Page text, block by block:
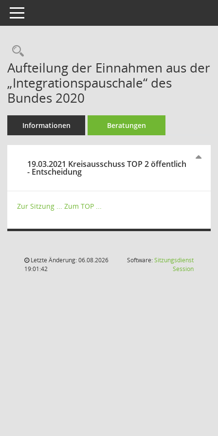
Toggle navigation
Rechercheauswahl
Aufteilung der Einnahmen aus der
„Integrationspauschale“ des
Bundes 2020
Informationen Beratungen
19.03.2021 Kreisausschuss TOP 2 öffentlich
- Entscheidung
Zur Sitzung ... Zum TOP ...
Letzte Änderung: 06.08.2026
19:01:42
Software:Sitzungsdienst
Session(Wird in